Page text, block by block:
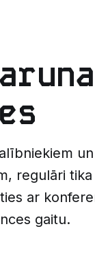
regulāri
ar
gaitu.